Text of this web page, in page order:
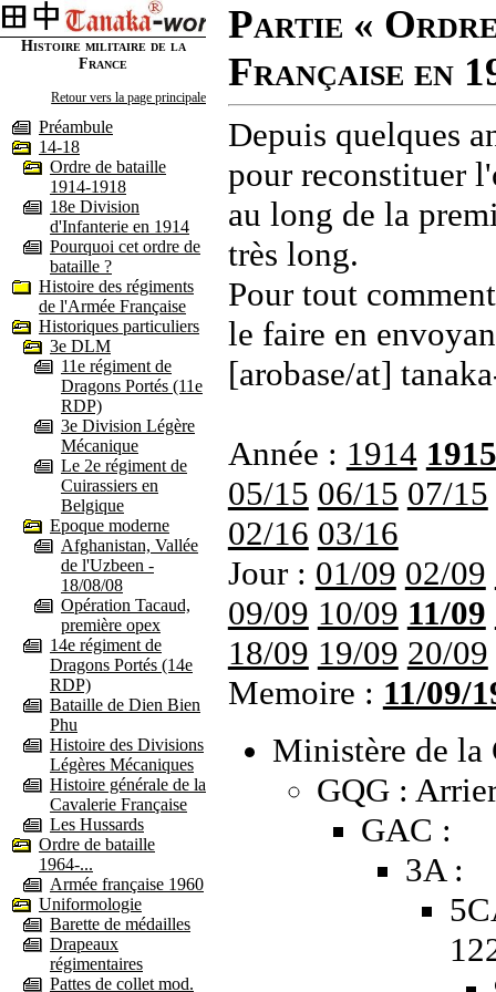
Histoire militaire de la
France
Retour vers la page principale
Préambule
14-18
Ordre de bataille
1914-1918
18e Division
d'Infanterie en 1914
Pourquoi cet ordre de
bataille ?
Histoire des régiments
de l'Armée Française
Historiques particuliers
3e DLM
11e régiment de
Dragons Portés (11e
RDP)
3e Division Légère
Mécanique
Le 2e régiment de
Cuirassiers en
Belgique
Epoque moderne
Afghanistan, Vallée
de l'Uzbeen -
18/08/08
Opération Tacaud,
première opex
14e régiment de
Dragons Portés (14e
RDP)
Bataille de Dien Bien
Phu
Histoire des Divisions
Légères Mécaniques
Histoire générale de la
Cavalerie Française
Les Hussards
Ordre de bataille
1964-...
Armée française 1960
Uniformologie
Barette de médailles
Drapeaux
régimentaires
Pattes de collet mod.
Partie «
Française en
Depuis quelques
pour reconstituer
au long de la
très long.
Pour tout
le faire en
[arobase/at]
Année : 1914 1915
05/15 06/15 07/15
02/16 03/16
Jour : 01/09 02/09
09/09 10/09 11/09
18/09 19/09 20/09
Memoire : 11/09/
Ministère de la
GQG :
GAC :
3A :